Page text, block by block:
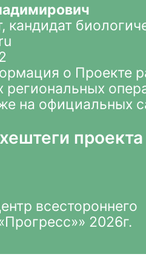
кандидат
о Проекте
региональных
на официальных
проекта
всестороннего
2026г.